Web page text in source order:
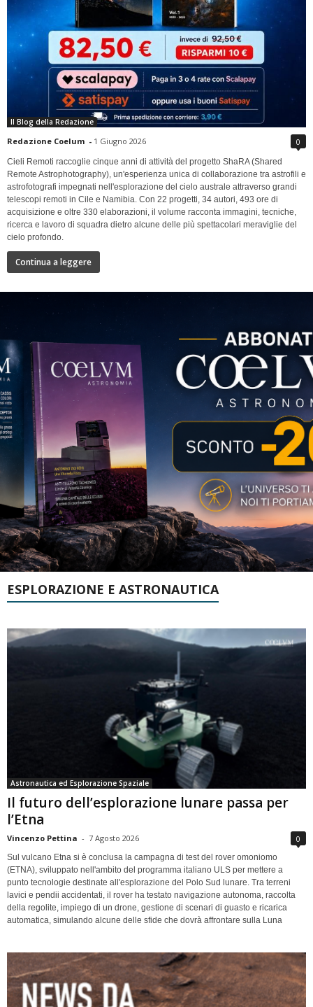
Il Blog della Redazione
Redazione Coelum - 1 Giugno 2026 0
Cieli Remoti raccoglie cinque anni di attività del progetto ShaRA (Shared
Remote Astrophotography), un'esperienza unica di collaborazione tra astrofili e
astrofotografi impegnati nell'esplorazione del cielo australe attraverso grandi
telescopi remoti in Cile e Namibia. Con 22 progetti, 34 autori, 493 ore di
acquisizione e oltre 330 elaborazioni, il volume racconta immagini, tecniche,
ricerca e lavoro di squadra dietro alcune delle più spettacolari meraviglie del
cielo profondo.
Continua a leggere
ESPLORAZIONE E ASTRONAUTICA
Astronautica ed Esplorazione Spaziale
Il futuro dell’esplorazione lunare passa per
l’Etna
Vincenzo Pettina - 7 Agosto 2026 0
Sul vulcano Etna si è conclusa la campagna di test del rover omoniomo
(ETNA), sviluppato nell'ambito del programma italiano ULS per mettere a
punto tecnologie destinate all'esplorazione del Polo Sud lunare. Tra terreni
lavici e pendii accidentati, il rover ha testato navigazione autonoma, raccolta
della regolite, impiego di un drone, gestione di scenari di guasto e ricarica
automatica, simulando alcune delle sfide che dovrà affrontare sulla Luna